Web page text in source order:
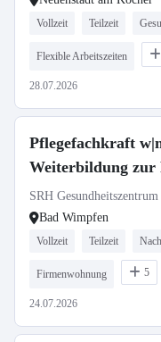
Vollzeit Teilzeit
Flexible Arbeitszeiten
28.07.2026
Pflegefachkraft
Weiterbildung zur
SRH
Bad Wimpfen
Vollzeit Teilzeit
Firmenwohnung 5
24.07.2026